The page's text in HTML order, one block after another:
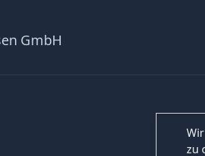
zu
GmbH